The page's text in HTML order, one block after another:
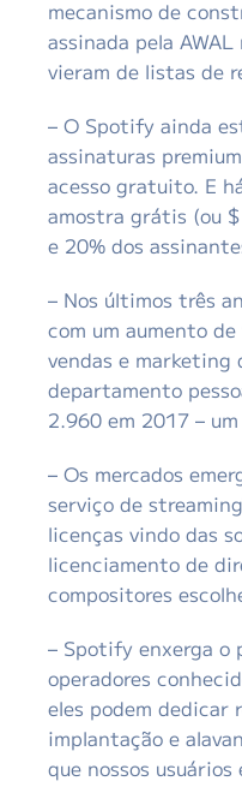
mecanismo de
assinada pela
vieram de listas de
– O Spotify ainda
assinaturas
acesso gratuito. E
amostra grátis (ou
e 20% dos
– Nos últimos três
com um aumento
vendas e marketing
departamento
2.960 em 2017 –
– Os mercados
serviço de
licenças vindo das
licenciamento de
compositores
– Spotify enxerga o
operadores
eles podem dedicar
implantação e
que nossos